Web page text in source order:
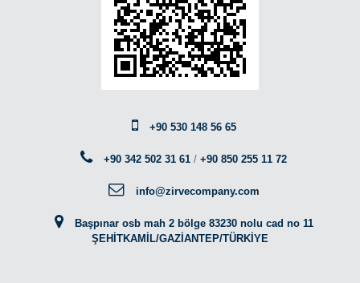
+90 530 148 56 65
+90 342 502 31 61 /+90 850 255 11 72
info@zirvecompany.com
Başpınar osb mah 2 bölge 83230 nolu cad no 11
ŞEHİTKAMİL/GAZİANTEP/TÜRKİYE